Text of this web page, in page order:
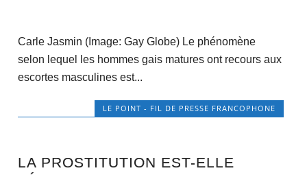
Carle Jasmin (Image: Gay Globe) Le phénomène
selon lequel les hommes gais matures ont recours aux
escortes masculines est...
LE POINT - FIL DE PRESSE FRANCOPHONE
LA PROSTITUTION EST-ELLE